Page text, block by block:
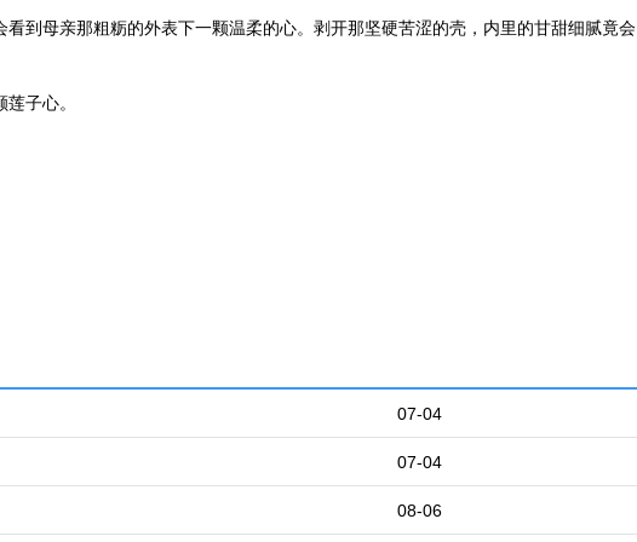
看到母亲那粗粝的外表下一颗温柔的心。剥开那坚硬苦涩的壳，内里的甘甜细腻竟会
子心。
07-04
07-04
08-06